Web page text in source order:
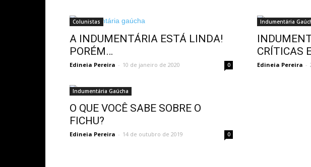
Colunistas
A INDUMENTÁRIA ESTÁ LINDA!
PORÉM…
Edineia Pereira - 10 de janeiro de 2020 0
Indumentária
CRÍTICAS
Edineia Pereira -
Indumentária Gaúcha
O QUE VOCÊ SABE SOBRE O
FICHU?
Edineia Pereira - 14 de outubro de 2019 0